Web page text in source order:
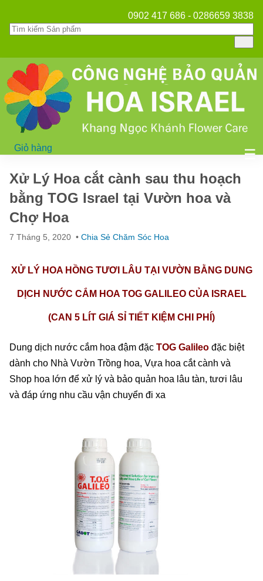
0902 417 686 - 0286659 3838
☰
Giỏ hàng
Xử Lý Hoa cắt cành sau thu hoạch
bằng TOG Israel tại Vườn hoa và
Chợ Hoa
7 Tháng 5, 2020 • Chia Sẻ Chăm Sóc Hoa
XỬ LÝ HOA HỒNG TƯƠI LÂU TẠI VƯỜN BẰNG DUNG
DỊCH NƯỚC CẮM HOA TOG GALILEO CỦA ISRAEL
(CAN 5 LÍT GIÁ SỈ TIẾT KIỆM CHI PHÍ)
Dung dịch nước cắm hoa đậm đặc TOG Galileo đặc biệt
dành cho Nhà Vườn Trồng hoa, Vựa hoa cắt cành và
Shop hoa lớn để xử lý và bảo quản hoa lâu tàn, tươi lâu
và đáp ứng nhu cầu vận chuyển đi xa